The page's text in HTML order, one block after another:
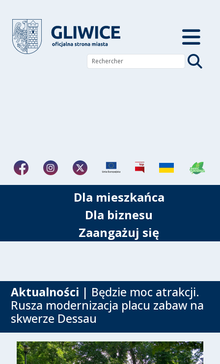
Dla mieszkańca
Dla biznesu
Zaangażuj się
Aktualności | Będzie moc atrakcji.
Rusza modernizacja placu zabaw na
skwerze Dessau